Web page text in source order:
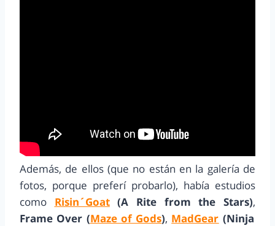
Además, de ellos (que no están en la galería de
fotos, porque preferí probarlo), había estudios
como Risin´Goat(A Rite from the Stars),
Frame Over (Maze of Gods), MadGear (Ninja